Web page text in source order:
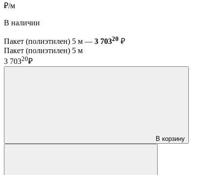
₽/м
В наличии
Пакет (полиэтилен) 5 м — 3 70320 ₽
Пакет (полиэтилен) 5 м
3 70320₽
В корзину